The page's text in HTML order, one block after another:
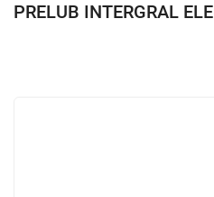
PRELUB INTERGRAL